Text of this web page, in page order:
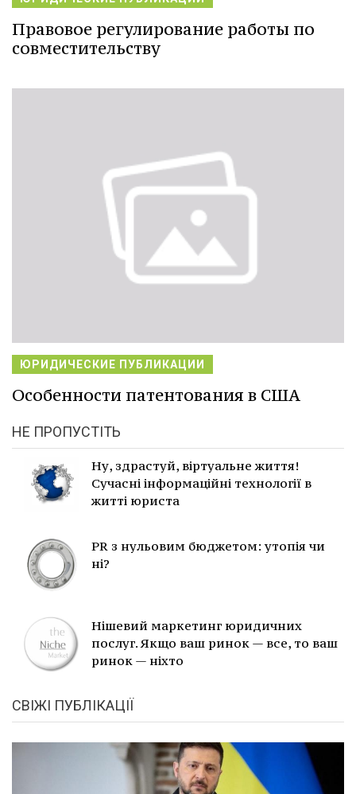
Правовое регулирование работы по
совместительству
ЮРИДИЧЕСКИЕ ПУБЛИКАЦИИ
Особенности патентования в США
НЕ ПРОПУСТІТЬ
Ну, здрастуй, віртуальне життя!
Сучасні інформаційні технології в
житті юриста
PR з нульовим бюджетом: утопія чи
ні?
Нішевий маркетинг юридичних
послуг. Якщо ваш ринок — все, то ваш
ринок — ніхто
СВІЖІ ПУБЛІКАЦІЇ